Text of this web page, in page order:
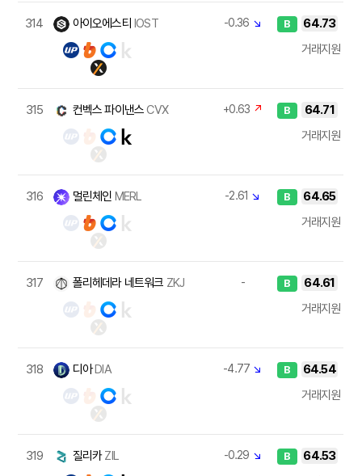
314 아이오에스티IOST -0.36 ↘ B
64.73
거래지원
315 컨벡스 파이낸스CVX +0.63 ↗ B
64.71
거래지원
316 멀린체인 MERL -2.61 ↘ B
64.65
거래지원
317 폴리헤데라 네트워크 ZKJ - B
64.61
거래지원
318 디아DIA -4.77 ↘ B
64.54
거래지원
319 질리카ZIL -0.29 ↘ B
64.53